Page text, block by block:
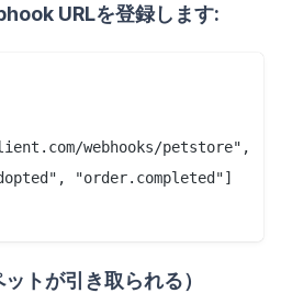
URLを登録します:
webhooks/petstore",
"order.completed"]
トが引き取られる）